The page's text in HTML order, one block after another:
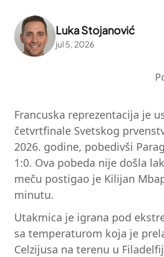
Luka Stojanović
jul 5, 2026
Francuska reprezentacija je
četvrtfinale Svetskog
2026. godine, pobedivši
1:0. Ova pobeda nije došla
meču postigao je Kilijan
minutu.
Utakmica je igrana pod
sa temperaturom koja je
Celzijusa na terenu u